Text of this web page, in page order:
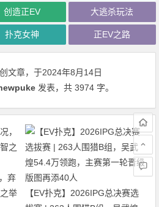
创造正EV 大逃杀玩法
扑克女神 正EV之路
文章，于2024年8月14日
发表，共 3974 字。
弃
举
【EV扑克】2026IPG总决赛选